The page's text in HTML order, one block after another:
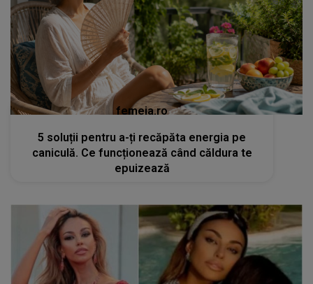
femeia.ro
5 soluții pentru a-ți recăpăta energia pe
caniculă. Ce funcționează când căldura te
epuizează